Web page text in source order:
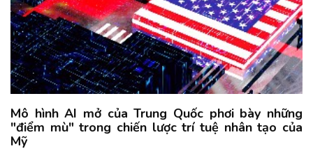
Mô hình AI mở của Trung Quốc phơi bày những
"điểm mù" trong chiến lược trí tuệ nhân tạo của
Mỹ